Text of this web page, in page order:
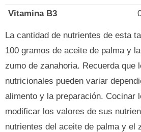
Vitamina B3
La cantidad de nutrientes de esta
100 gramos de aceite de palma y
zumo de zanahoria. Recuerda que
nutricionales pueden variar
alimento y la preparación. Cocinar
modificar los valores de sus
nutrientes del aceite de palma y el